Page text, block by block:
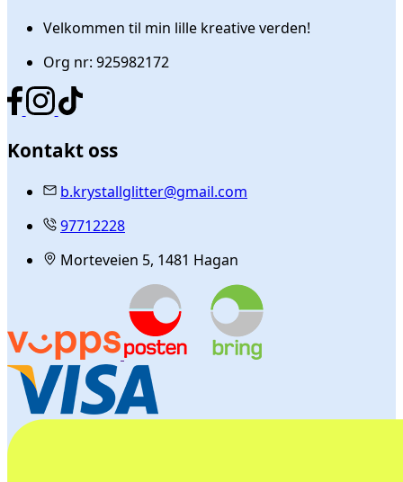
Velkommen til min lille kreative verden!
Org nr: 925982172
Kontakt oss
b.krystallglitter@gmail.com
97712228
Morteveien 5, 1481 Hagan